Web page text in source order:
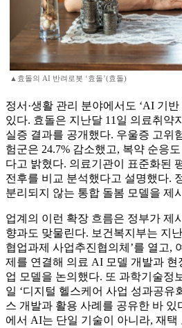
▲효돌의 AI 반려로봇 ‘효돌’(효돌)
정서·생활 관리 분야에서도 ‘AI 기
있다. 효돌은 지난달 11일 의료취약
실증 결과를 공개했다. 우울증 고위
험군은 24.7% 감소했고, 복약 순응
다고 밝혔다. 의료기관이 표준화된
전후를 비교 분석했다고 설명했다.
분리되지 않는 통합 돌봄 모델을 제
업계의 이런 확장 흐름은 정부가 제
향과도 맞물린다. 보건복지부는 지
협업과제 사업추진협의체’를 열고,
제를 연결해 의료 AI 모델 개발과 현
업 모델을 논의했다. 또 과학기술정
일 ‘디지털 헬스케어 사업 성과공유
스 개발과 활용 사례를 공유한 바
에서 AI는 단일 기술이 아니라, 재택